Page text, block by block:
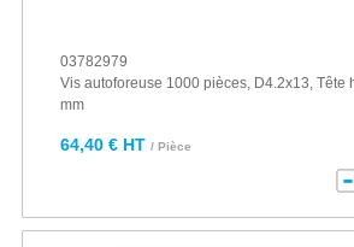
03782979
Vis autoforeuse 1000 pièces, D4.2x13, Tête
mm
64,40 € HT / Pièce